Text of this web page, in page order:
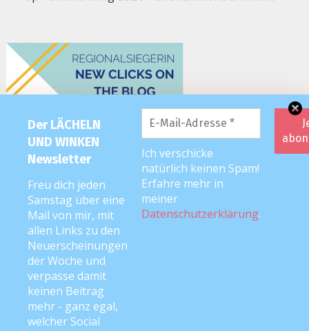
Der LÄCHELN
UND WINKEN
Newsletter
Freu dich jeden
Samstag über eine
Mail von mir, mit
allen Links zu den
Neuerscheinungen
der Woche und
verpasse damit
keinen Beitrag
mehr - ganz egal,
welcher Social
Ich verschicke
natürlich keinen Spam!
Erfahre mehr in
meiner
Datenschutzerklärung.